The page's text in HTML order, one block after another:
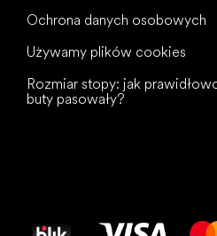
Ochrona danych osobowych
Używamy plików cookies
Rozmiar stopy: jak
buty pasowały?